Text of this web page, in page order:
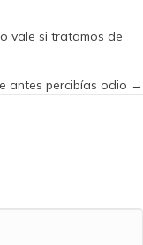
vale si tratamos de
antes percibías odio →